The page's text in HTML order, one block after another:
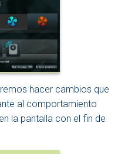
hacer cambios que
al comportamiento
la pantalla con el fin de